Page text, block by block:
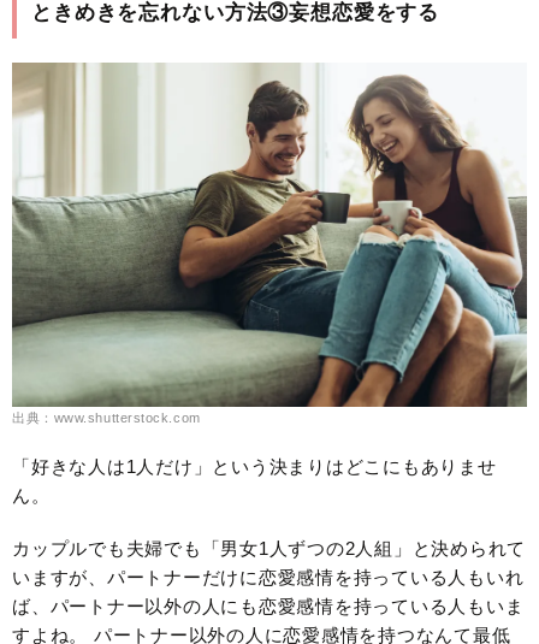
ときめきを忘れない方法③妄想恋愛をする
出典：www.shutterstock.com
「好きな人は1人だけ」という決まりはどこにもありませ
ん。
カップルでも夫婦でも「男女1人ずつの2人組」と決められて
いますが、パートナーだけに恋愛感情を持っている人もいれ
ば、パートナー以外の人にも恋愛感情を持っている人もいま
すよね。 パートナー以外の人に恋愛感情を持つなんて最低